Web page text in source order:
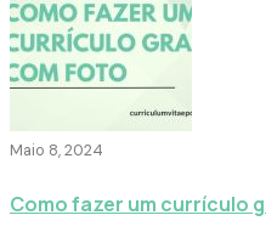
Maio 8, 2024
Como fazer um currículo